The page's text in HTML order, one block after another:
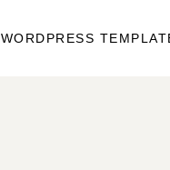
WORDPRESS